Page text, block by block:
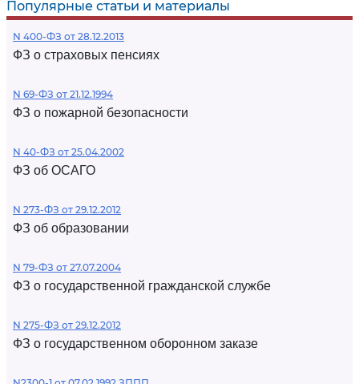
Популярные статьи и материалы
N 400-ФЗ от 28.12.2013
ФЗ о страховых пенсиях
N 69-ФЗ от 21.12.1994
ФЗ о пожарной безопасности
N 40-ФЗ от 25.04.2002
ФЗ об ОСАГО
N 273-ФЗ от 29.12.2012
ФЗ об образовании
N 79-ФЗ от 27.07.2004
ФЗ о государственной гражданской службе
N 275-ФЗ от 29.12.2012
ФЗ о государственном оборонном заказе